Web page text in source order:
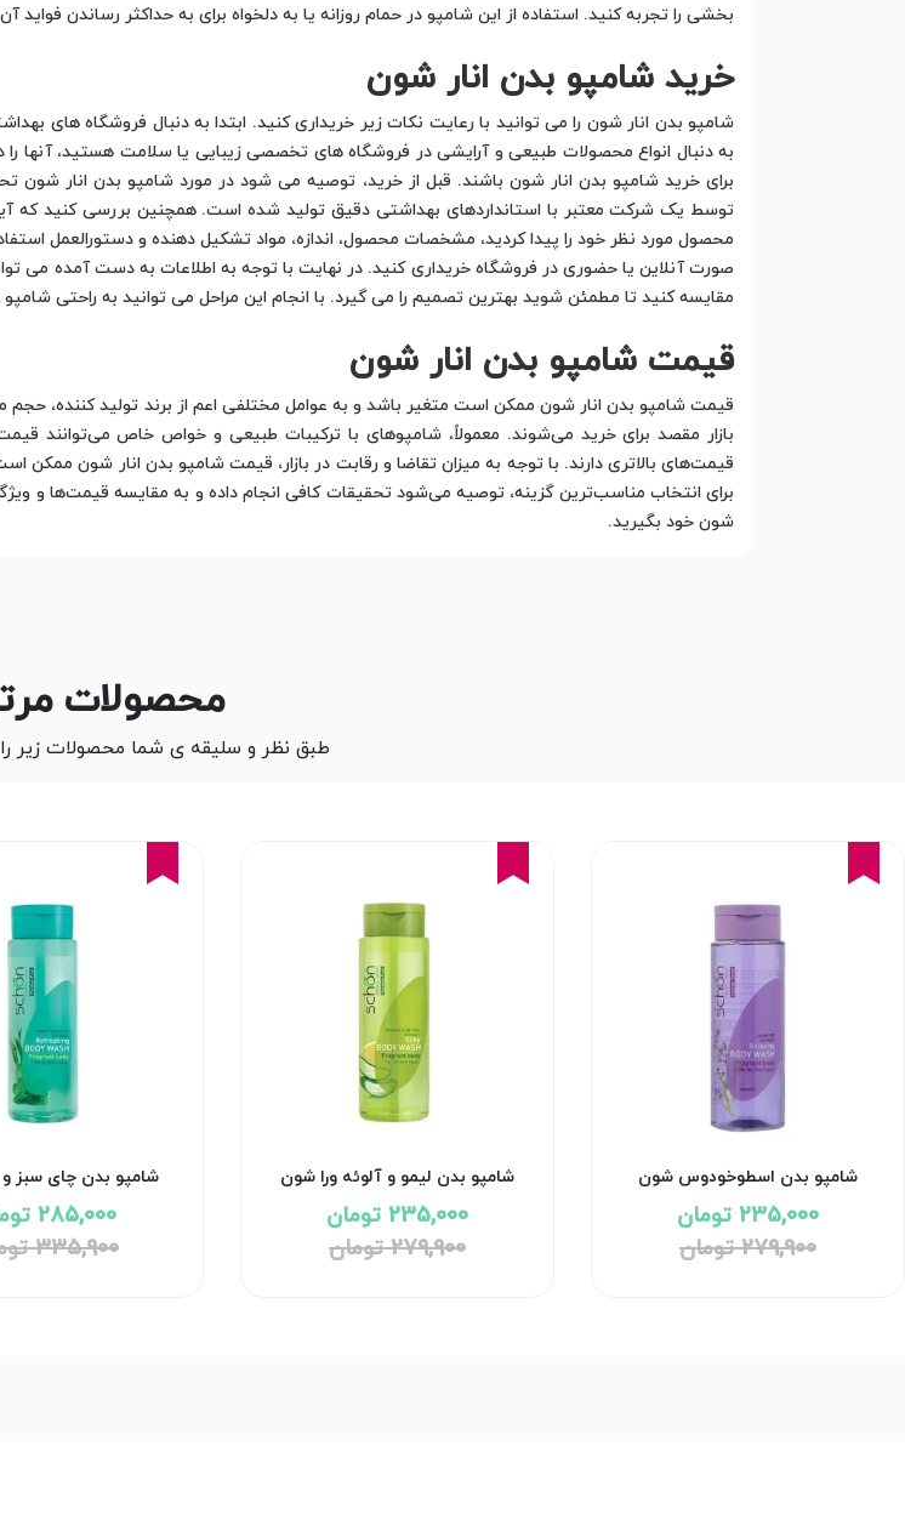
بخشی را تجربه کنید. استفاده از این شامپو در حمام روزانه یا به دلخواه برای به حداکثر رساندن
خرید شامپو بدن انار شون
شامپو بدن انار شون را می توانید با رعایت نکات زیر خریداری کنید. ابتدا به دنبال فروشگاه های
به دنبال انواع محصولات طبیعی و آرایشی در فروشگاه های تخصصی زیبایی یا سلامت هستید، آنها را
برای خرید شامپو بدن انار شون باشند. قبل از خرید، توصیه می شود در مورد شامپو بدن انار شون
توسط یک شرکت معتبر با استانداردهای بهداشتی دقیق تولید شده است. همچنین بررسی کنید که
محصول مورد نظر خود را پیدا کردید، مشخصات محصول، اندازه، مواد تشکیل دهنده و دستورالعمل
صورت آنلاین یا حضوری در فروشگاه خریداری کنید. در نهایت با توجه به اطلاعات به دست آمده می
مقایسه کنید تا مطمئن شوید بهترین تصمیم را می گیرد. با انجام این مراحل می توانید به راحتی شامپو
قیمت شامپو بدن انار شون
قیمت شامپو بدن انار شون ممکن است متغیر باشد و به عوامل مختلفی اعم از برند تولید کننده،
بازار مقصد برای خرید می‌شوند. معمولاً، شامپوهای با ترکیبات طبیعی و خواص خاص می‌توانند
قیمت‌های بالاتری دارند. با توجه به میزان تقاضا و رقابت در بازار، قیمت شامپو بدن انار شون ممکن
برای انتخاب مناسب‌ترین گزینه، توصیه می‌شود تحقیقات کافی انجام داده و به مقایسه قیمت‌ها و
شون خود بگیرید.
محصولات
طبق نظر و سلیقه ی شما محصولات زیر
شامپو بدن اسطوخودوس شون
235,000 تومان
279,900 تومان
شامپو بدن لیمو و آلوئه ورا شون
235,000 تومان
279,900 تومان
شامپو بدن چای سبز و
285,000 تومان
335,900 تومان